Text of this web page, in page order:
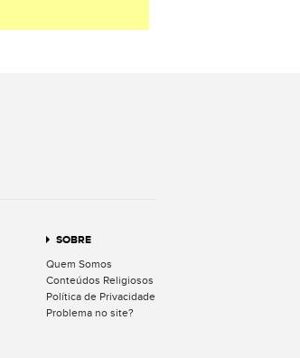
SOBRE
Quem Somos
Conteúdos Religiosos
Política de Privacidade
Problema no site?